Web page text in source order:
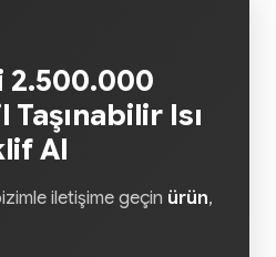
2.500.000
Isı
Al
iletişime geçin ürün,